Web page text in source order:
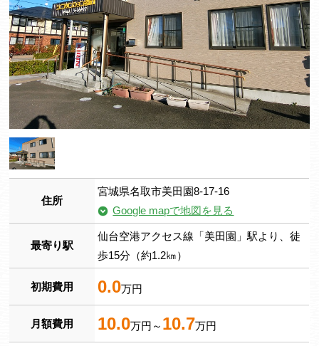
住所
宮城県名取市美田園8-17-16
Google mapで地図を見る
最寄り駅
仙台空港アクセス線「美田園」駅より、徒
歩15分（約1.2㎞）
初期費用 0.0万円
月額費用 10.0万円～ 10.7万円